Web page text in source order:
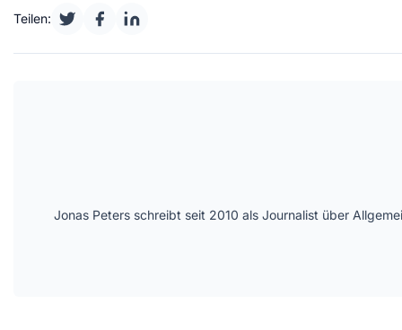
Teilen:
Jonas Peters schreibt seit 2010 als Journalist über